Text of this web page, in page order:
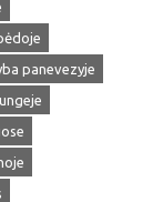
panevezyje